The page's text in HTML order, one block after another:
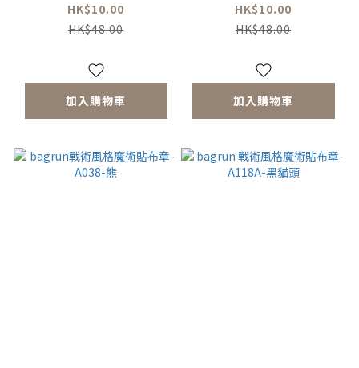
HK$10.00
HK$48.00
加入購物車
HK$10.00
HK$48.00
加入購物車